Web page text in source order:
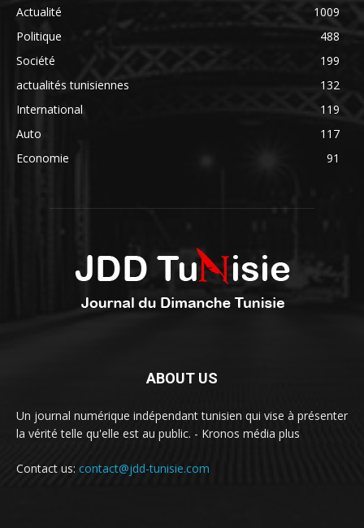
Actualité
1009
Politique
488
Société
199
actualités tunisiennes
132
International
119
Auto
117
Economie
91
ABOUT US
Un journal numérique indépendant tunisien qui vise à présenter
la vérité telle qu'elle est au public. - Kronos média plus
Contact us: contact@jdd-tunisie.com